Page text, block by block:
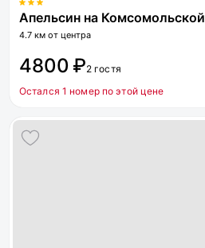
Апельсин на Комсомольской
4.7 км от центра
4800 ₽2 гостя
Остался 1 номер по этой цене